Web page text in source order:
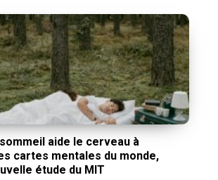
aide le cerveau à
cartes mentales du monde,
étude du MIT